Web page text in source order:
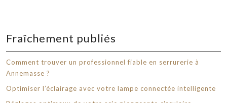
Fraîchement publiés
Comment trouver un professionnel fiable en serrurerie à
Annemasse ?
Optimiser l’éclairage avec votre lampe connectée intelligente